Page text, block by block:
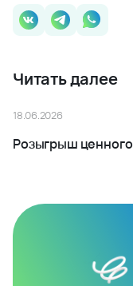
Читать далее
18.06.2026
Розыгрыш